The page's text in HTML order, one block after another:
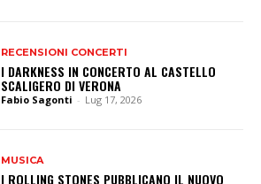
RECENSIONI CONCERTI
I DARKNESS IN CONCERTO AL CASTELLO
SCALIGERO DI VERONA
Fabio Sagonti - Lug 17, 2026
MUSICA
I ROLLING STONES PUBBLICANO IL NUOVO